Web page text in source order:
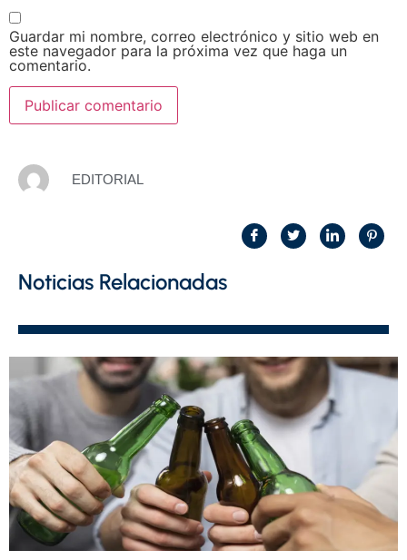
Guardar mi nombre, correo electrónico y sitio web en
este navegador para la próxima vez que haga un
comentario.
EDITORIAL
Noticias Relacionadas